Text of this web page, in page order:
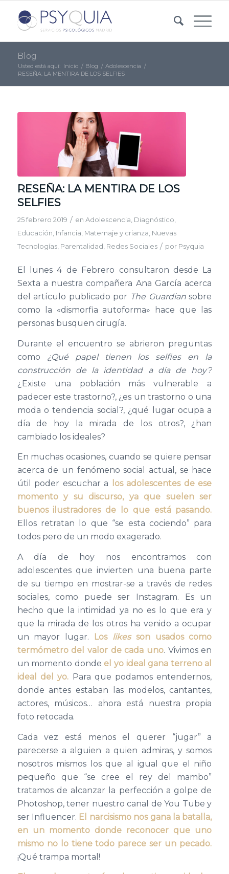
Blog
Usted está aquí: Inicio / Blog / Adolescencia /
RESEÑA: LA MENTIRA DE LOS SELFIES
RESEÑA: LA MENTIRA DE LOS
SELFIES
25 febrero 2019 / en Adolescencia Diagnóstico
Educación Infancia Maternaje y crianza Nuevas
Tecnologías, Parentalidad Redes Sociales / por Psyquia
El lunes 4 de Febrero consultaron desde La
Sexta a nuestra compañera Ana García acerca
del artículo publicado por The Guardiansobre
como la «dismorfia autoforma» hace que las
personas busquen cirugía.
Durante el encuentro se abrieron preguntas
como ¿Qué papel tienen los selfies en la
construcción de la identidad a día de hoy?
¿Existe una población más vulnerable a
padecer este trastorno?, ¿es un trastorno o una
moda o tendencia social?, ¿qué lugar ocupa a
día de hoy la mirada de los otros?, ¿han
cambiado los ideales?
En muchas ocasiones, cuando se quiere pensar
acerca de un fenómeno social actual, se hace
útil poder escuchar a
los adolescentes de ese
momento y su discurso, ya que suelen ser
buenos ilustradores de lo que está pasando.
Ellos retratan lo que “se esta cociendo” para
todos pero de un modo exagerado.
A día de hoy nos encontramos con
adolescentes que invierten una buena parte
de su tiempo en mostrar-se a través de redes
sociales, como puede ser Instagram. Es un
hecho que la intimidad ya no es lo que era y
que la mirada de los otros ha venido a ocupar
un mayor lugar.
Los likesson usados como
termómetro del valor de cada uno. Vivimos en
un momento donde el yo ideal gana terreno al
ideal del yo. Para que podamos entendernos,
donde antes estaban las modelos, cantantes,
actores, músicos… ahora está nuestra propia
foto retocada.
Cada vez está menos el querer “jugar” a
parecerse a alguien a quien admiras, y somos
nosotros mismos los que al igual que el niño
pequeño que “se cree el rey del mambo”
tratamos de alcanzar la perfección a golpe de
Photoshop, tener nuestro canal de You Tube y
ser Influencer. El narcisismo nos gana la batalla,
en un momento donde reconocer que uno
mismo no lo tiene todo parece ser un pecado.
¡Qué trampa mortal!